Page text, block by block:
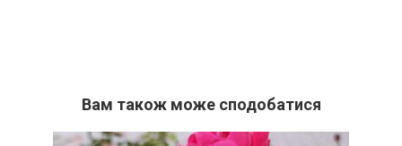
Вам також може сподобатися